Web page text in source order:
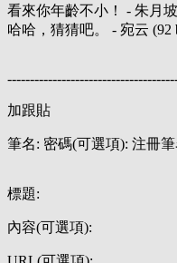
看來你年齡不小！ - 朱月坡
哈哈，猜猜吧。 - 宛云 (92
加跟貼
筆名: 密碼(可選項): 注冊
標題:
內容(可選項):